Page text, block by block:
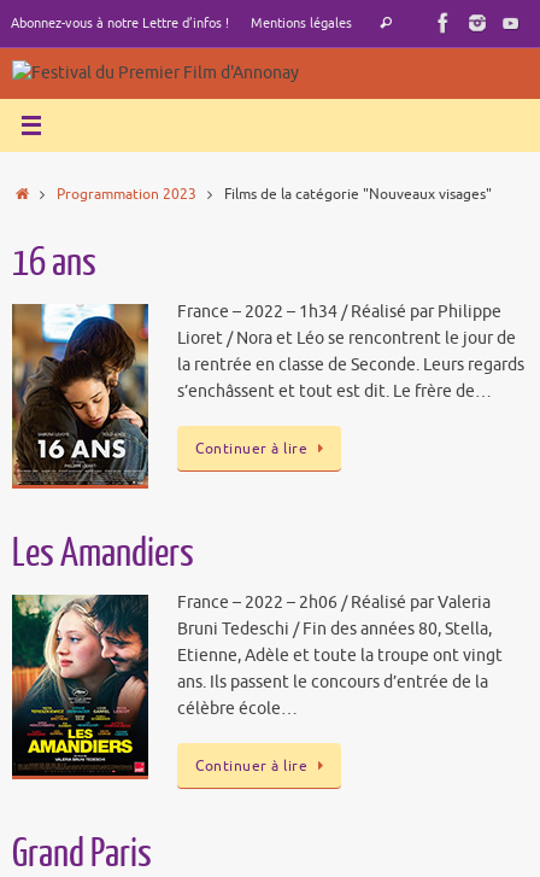
contenu
Abonnez-vous à notre Lettre d’infos ! Mentions légales
Recherche
Rechercher
AccueilProgrammation 2023 Films de la catégorie "Nouveaux visages"
16 ans
France – 2022 – 1h34 / Réalisé par Philippe
Lioret / Nora et Léo se rencontrent le jour de
la rentrée en classe de Seconde. Leurs regards
s’enchâssent et tout est dit. Le frère de…
Continuer à lire
Les Amandiers
France – 2022 – 2h06 / Réalisé par Valeria
Bruni Tedeschi / Fin des années 80, Stella,
Etienne, Adèle et toute la troupe ont vingt
ans. Ils passent le concours d’entrée de la
célèbre école…
Continuer à lire
Grand Paris